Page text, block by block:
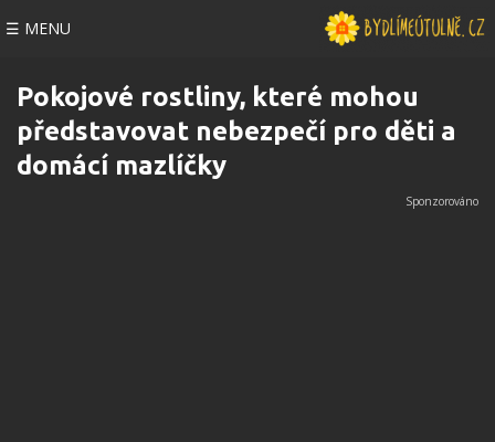
☰ MENU
Pokojové rostliny, které mohou
představovat nebezpečí pro děti a
domácí mazlíčky